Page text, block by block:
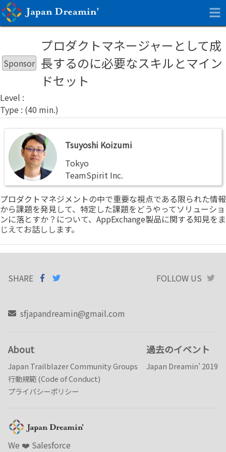
Sponsor
プロダクトマネージャーとして成
長するのに必要なスキルとマイン
ドセット
Tsuyoshi
Koizumi
Tsuyoshi Koizumi
Tokyo
TeamSpirit Inc.
プロダクトマネジメントの中で重要な視点である限られた情報
から課題を発見して、特定した課題をどうやってソリューショ
ンに落とすか？について、AppExchange製品に関する知見をま
じえてお話しします。
SHARE
SHARE ON
FACEBOOK
FOLLOW US
sfjapandreamin@gmail.com
About
Japan Trailblazer Community Groups
行動規範 (Code of Conduct)
プライバシーポリシー
過去のイベント
Japan Dreamin' 2019
We ❤️️ Salesforce